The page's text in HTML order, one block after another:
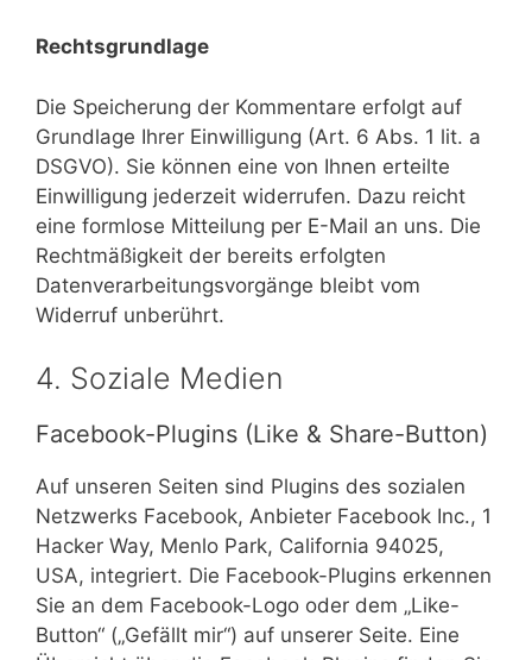
Rechtsgrundlage
Die Speicherung der Kommentare erfolgt auf
Grundlage Ihrer Einwilligung (Art. 6 Abs. 1 lit. a
DSGVO). Sie können eine von Ihnen erteilte
Einwilligung jederzeit widerrufen. Dazu reicht
eine formlose Mitteilung per E-Mail an uns. Die
Rechtmäßigkeit der bereits erfolgten
Datenverarbeitungsvorgänge bleibt vom
Widerruf unberührt.
4. Soziale Medien
Facebook-Plugins (Like & Share-Button)
Auf unseren Seiten sind Plugins des sozialen
Netzwerks Facebook, Anbieter Facebook Inc., 1
Hacker Way, Menlo Park, California 94025,
USA, integriert. Die Facebook-Plugins erkennen
Sie an dem Facebook-Logo oder dem „Like-
Button“ („Gefällt mir“) auf unserer Seite. Eine